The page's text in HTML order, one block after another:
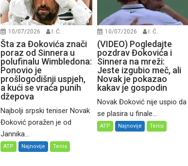
10/07/2026 I. Ć.
Šta za Đokovića znači
poraz od Sinnera u
polufinalu Wimbledona:
Ponovio je
prošlogodišnji uspjeh,
a kući se vraća punih
džepova
Najbolji srpski teniser Novak
Đoković poražen je od
Jannika...
ATP Najnovije Tenis
10/07/2026 I. Ć.
(VIDEO) Pogledajte
pozdrav Đokovića i
Sinnera na mreži:
Jeste izgubio meč, ali
Novak je pokazao
kakav je gospodin
Novak Đoković nije uspio da
se plasira u finale...
ATP Najnovije Tenis